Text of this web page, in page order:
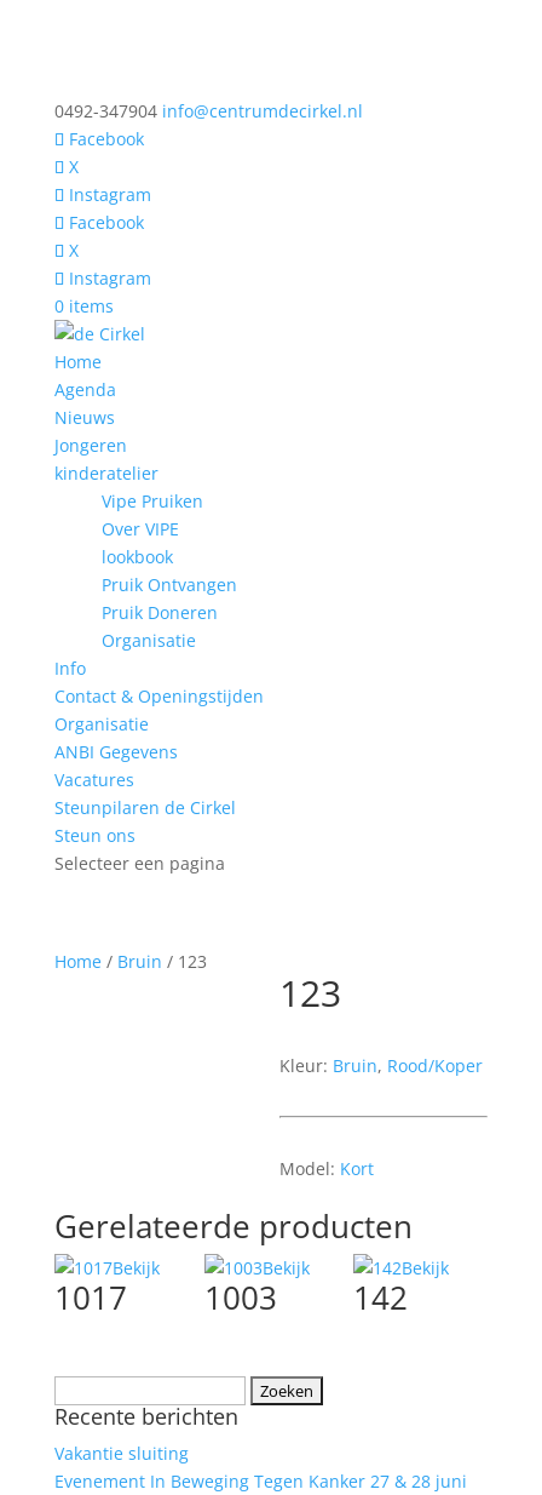
0492-347904 info@centrumdecirkel.nl
Facebook
X
Instagram
Facebook
X
Instagram
0 items
Home
Agenda
Nieuws
Jongeren
kinderatelier
Vipe Pruiken
Over VIPE
lookbook
Pruik Ontvangen
Pruik Doneren
Organisatie
Info
Contact & Openingstijden
Organisatie
ANBI Gegevens
Vacatures
Steunpilaren de Cirkel
Steun ons
Selecteer een pagina
Home/ Bruin / 123
123
Kleur: Bruin, Rood/Koper
Model: Kort
Gerelateerde producten
Bekijk
1017
Bekijk
1003
Bekijk
142
naar:
Recente berichten
Vakantie sluiting
Evenement In Beweging Tegen Kanker 27 & 28 juni